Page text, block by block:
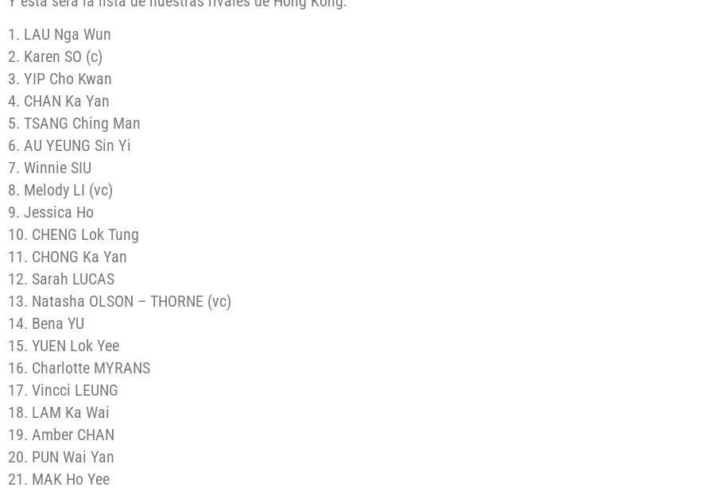
1. LAU Nga Wun
2. Karen SO (c)
3. YIP Cho Kwan
4. CHAN Ka Yan
5. TSANG Ching Man
6. AU YEUNG Sin Yi
7. Winnie SIU
8. Melody LI (vc)
9. Jessica Ho
10. CHENG Lok Tung
11. CHONG Ka Yan
12. Sarah LUCAS
13. Natasha OLSON – THORNE (vc)
14. Bena YU
15. YUEN Lok Yee
16. Charlotte MYRANS
17. Vincci LEUNG
18. LAM Ka Wai
19. Amber CHAN
20. PUN Wai Yan
21. MAK Ho Yee